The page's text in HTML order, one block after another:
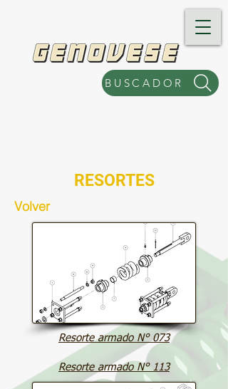
BUSCADOR
RESORTES
Volver
Resorte armado N° 073
Resorte armado N° 113